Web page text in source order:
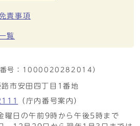
責事項
覧
号： 1000020282014）
市安田四丁目1番地
（庁内番号案内）
曜日の午前9時から午後5時まで